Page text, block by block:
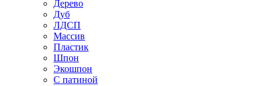
Дерево
Дуб
ЛДСП
Массив
Пластик
Шпон
Экошпон
С патиной